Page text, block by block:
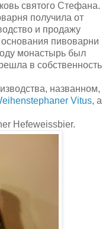
святого Стефана.
получила от
и продажу
основания пивоварни
монастырь был
в собственность
названном,
Vitus, а
Hefeweissbier.